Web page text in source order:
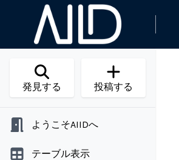
発見する 投稿する
ようこそAIIDへ
テーブル表示